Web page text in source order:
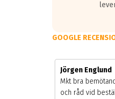
GOOGLE
Jörgen Englund
Mkt bra
och råd vid